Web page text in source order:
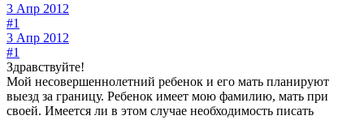
3 Апр 2012
#1
3 Апр 2012
#1
Здравствуйте!
Мой несовершеннолетний ребенок и его мать планируют
выезд за границу. Ребенок имеет мою фамилию, мать при
своей. Имеется ли в этом случае необходимость писать